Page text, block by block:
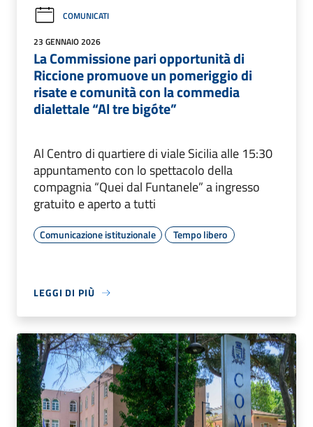
COMUNICATI
23 GENNAIO 2026
La Commissione pari opportunità di
Riccione promuove un pomeriggio di
risate e comunità con la commedia
dialettale “Al tre bigóte”
Al Centro di quartiere di viale Sicilia alle 15:30
appuntamento con lo spettacolo della
compagnia “Quei dal Funtanele” a ingresso
gratuito e aperto a tutti
Comunicazione istituzionale Tempo libero
LEGGI DI PIÙ